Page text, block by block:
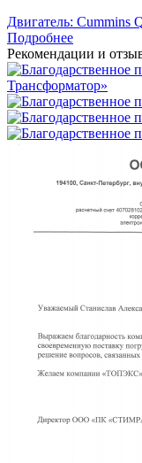
Двигатель: Cummins
Подробнее
Рекомендации и